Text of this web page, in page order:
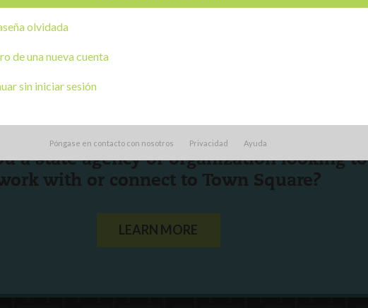
olvidada
de una nueva cuenta
sin iniciar sesión
Póngase en contacto con nosotros Privacidad Ayuda
a state agency or organizationlooking to
with or connect to Town Square?
LEARN MORE